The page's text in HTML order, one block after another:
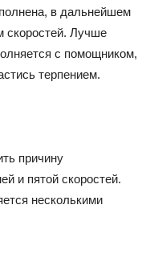
в дальнейшем
скоростей. Лучше
с помощником,
терпением.
причину
и пятой скоростей.
несколькими